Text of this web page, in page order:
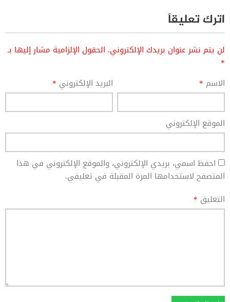
اترك تعليقاً
لن يتم نشر عنوان بريدك الإلكتروني. الحقول الإلزامية مشار إليها بـ
*
الاسم * البريد الإلكتروني *
الموقع الإلكتروني
احفظ اسمي، بريدي الإلكتروني، والموقع الإلكتروني في هذا
المتصفح لاستخدامها المرة المقبلة في تعليقي.
التعليق *